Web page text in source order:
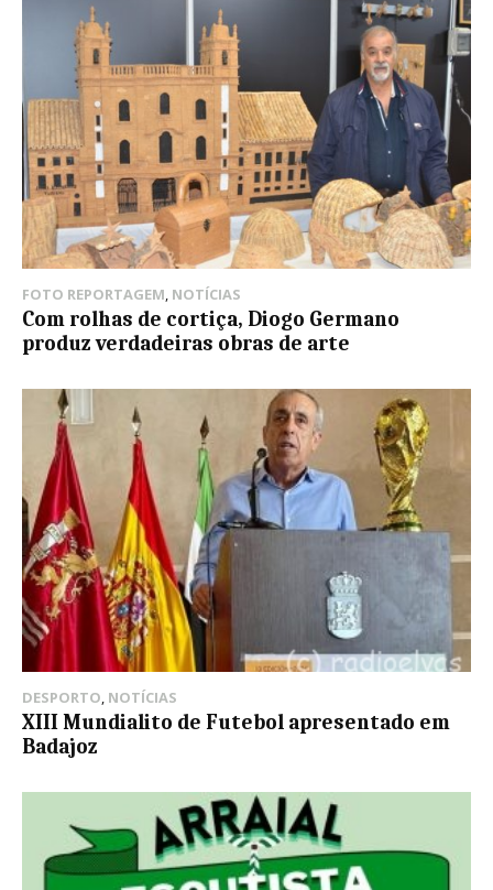
FOTO REPORTAGEM, NOTÍCIAS
Com rolhas de cortiça, Diogo Germano
produz verdadeiras obras de arte
DESPORTO, NOTÍCIAS
XIII Mundialito de Futebol apresentado em
Badajoz